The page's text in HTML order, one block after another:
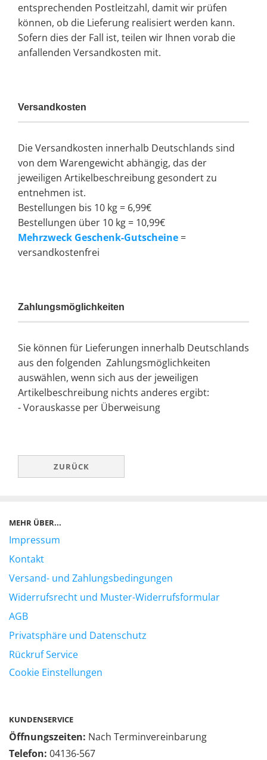
entsprechenden Postleitzahl, damit wir prüfen
können, ob die Lieferung realisiert werden kann.
Sofern dies der Fall ist, teilen wir Ihnen vorab die
anfallenden Versandkosten mit.
Versandkosten
Die Versandkosten innerhalb Deutschlands sind
von dem Warengewicht abhängig, das der
jeweiligen Artikelbeschreibung gesondert zu
entnehmen ist.
Bestellungen bis 10 kg = 6,99€
Bestellungen über 10 kg = 10,99€
Mehrzweck Geschenk-Gutscheine =
versandkostenfrei
Zahlungsmöglichkeiten
Sie können für Lieferungen innerhalb Deutschlands
aus den folgenden Zahlungsmöglichkeiten
auswählen, wenn sich aus der jeweiligen
Artikelbeschreibung nichts anderes ergibt:
- Vorauskasse per Überweisung
ZURÜCK
MEHR ÜBER...
Impressum
Kontakt
Versand- und Zahlungsbedingungen
Widerrufsrecht und Muster-Widerrufsformular
AGB
Privatsphäre und Datenschutz
Rückruf Service
Cookie Einstellungen
KUNDENSERVICE
Öffnungszeiten: Nach Terminvereinbarung
Telefon: 04136-567